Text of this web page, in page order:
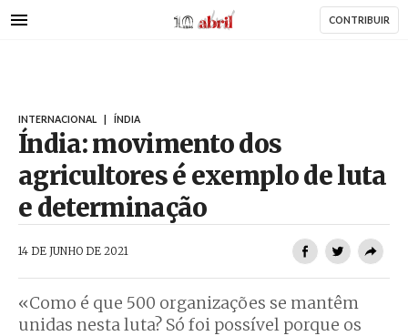
para
AbrilAbril CONTRIBUIR
INTERNACIONAL ÍNDIA
Índia: movimento dos
agricultores é exemplo de luta
e determinação
14 DE JUNHO DE 2021
«Como é que 500 organizações se mantêm
unidas nesta luta? Só foi possível porque os